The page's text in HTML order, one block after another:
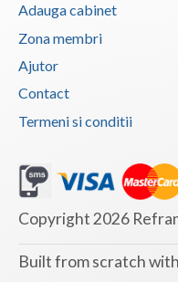
Adauga cabinet
Zona membri
Ajutor
Contact
Termeni si conditii
Copyright 2026
Built from scratch with